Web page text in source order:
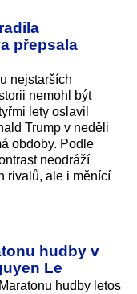
přepsala
nejstarších
nemohl být
lety oslavil
Trump v neděli
obdoby. Podle
neodráží
rivalů, ale i měnící
hudby v
Le
hudby letos